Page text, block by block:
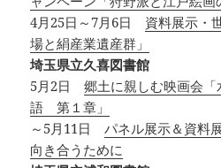
4月25日～7月6日 資料展示・
場と絹産業遺産群」
埼玉県立久喜図書館
5月2日郷土に親しむ映画会
語 第１章」
～5月11日パネル展示＆資料
向き合うために